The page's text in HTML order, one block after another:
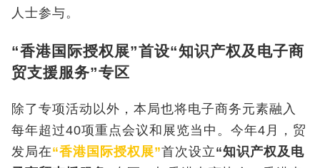
人士参与。
“香港国际授权展”首设“知识产权及电子商
贸支援服务”专区
除了专项活动以外，本局也将电子商务元素融入
每年超过40项重点会议和展览当中。今年4 月，贸
发局在“香港国际授权展”首次设立“知识产权及电